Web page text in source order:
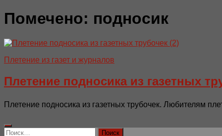
Помечено: подносик
Плетение из газет и журналов
Плетение подносика из газетных
Плетение подносика из газетных трубочек. Любителям
Найти: